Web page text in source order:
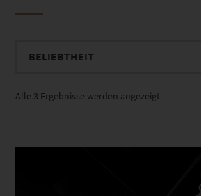
Alle 3 Ergebnisse werden angezeigt
Dieses Produkt weist mehrere Varianten auf. Die Optionen können auf der Produktseite gewählt werden